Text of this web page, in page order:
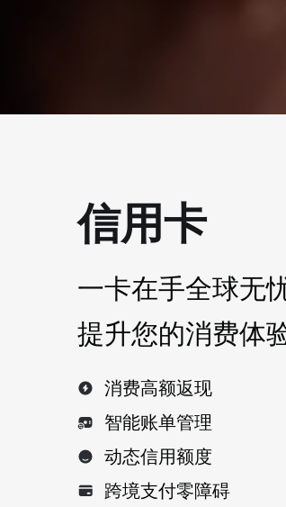
信用卡
一卡在手全球无
提升您的消费体
消费高额返现
智能账单管理
动态信用额度
跨境支付零障碍